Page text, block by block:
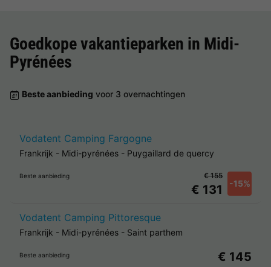
Goedkope vakantieparken in Midi-
Pyrénées
Beste aanbieding voor 3 overnachtingen
Vodatent Camping Fargogne
Frankrijk - Midi-pyrénées - Puygaillard de quercy
Beste aanbieding
€ 131 -15%
€ 155
Vodatent Camping Pittoresque
Frankrijk - Midi-pyrénées - Saint parthem
Beste aanbieding € 145